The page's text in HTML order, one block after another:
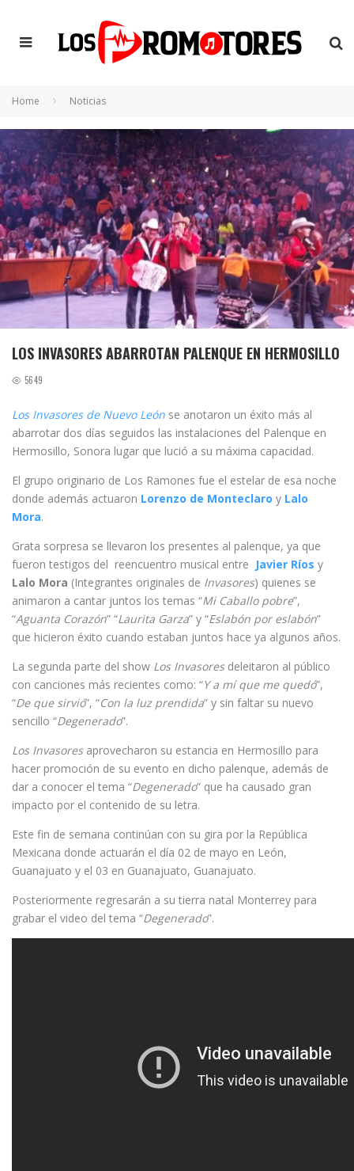
Home Noticias
LOS INVASORES ABARROTAN PALENQUE EN HERMOSILLO
5649
Los Invasores de Nuevo León se anotaron un éxito más al
abarrotar dos días seguidos las instalaciones del Palenque en
Hermosillo, Sonora lugar que lució a su máxima capacidad.
El grupo originario de Los Ramones fue el estelar de esa noche
donde además actuaron Lorenzo de Monteclaro y Lalo
Mora.
Grata sorpresa se llevaron los presentes al palenque, ya que
fueron testigos del reencuentro musical entre Javier Ríos y
Lalo Mora (Integrantes originales de Invasores) quienes se
animaron a cantar juntos los temas “Mi Caballo pobre”,
“Aguanta Corazón” “Laurita Garza” y “Eslabón por eslabón”
que hicieron éxito cuando estaban juntos hace ya algunos años.
La segunda parte del show Los Invasoresdeleitaron al público
con canciones más recientes como: “Y a mí que me quedó”,
“De que sirvió”, “Con la luz prendida” y sin faltar su nuevo
sencillo “Degenerado”.
Los Invasoresaprovecharon su estancia en Hermosillo para
hacer promoción de su evento en dicho palenque, además de
dar a conocer el tema “Degenerado” que ha causado gran
impacto por el contenido de su letra.
Este fin de semana continúan con su gira por la República
Mexicana donde actuarán el día 02 de mayo en León,
Guanajuato y el 03 en Guanajuato, Guanajuato.
Posteriormente regresarán a su tierra natal Monterrey para
grabar el video del tema “Degenerado”.